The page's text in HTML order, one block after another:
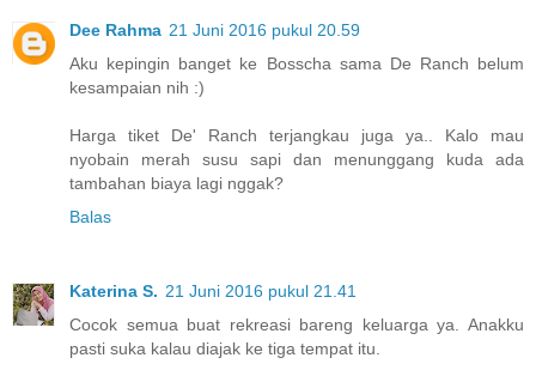
Dee Rahma 21 Juni 2016 pukul 20.59
Aku kepingin banget ke Bosscha sama De Ranch belum
kesampaian nih :)
Harga tiket De' Ranch terjangkau juga ya.. Kalo mau
nyobain merah susu sapi dan menunggang kuda ada
tambahan biaya lagi nggak?
Balas
Katerina S. 21 Juni 2016 pukul 21.41
Cocok semua buat rekreasi bareng keluarga ya. Anakku
pasti suka kalau diajak ke tiga tempat itu.